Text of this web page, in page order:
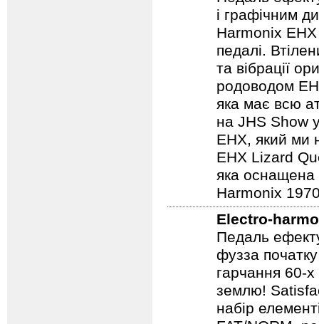
Electro-
Педаль
і графічним
Harmonix
педалі.
та вібрації
родоводом
яка має всю
на JHS Show
EHX, який ми
EHX Lizard
яка оснащена
Harmonix
Electro-
Педаль
фузза
гарчання 60-